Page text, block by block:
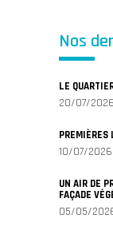
Nos
LE
20/07/2026
PREMIÈRES
10/07/2026
UN AIR DE
FAÇADE
05/05/